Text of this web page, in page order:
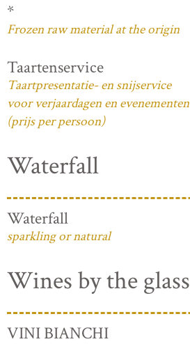
*
Frozen raw material at the origin
Taartenservice
Taartpresentatie- en snijservice
voor verjaardagen en evenementen
(prijs per persoon)
Waterfall
Waterfall
sparkling or natural
Wines by the glass
VINI BIANCHI